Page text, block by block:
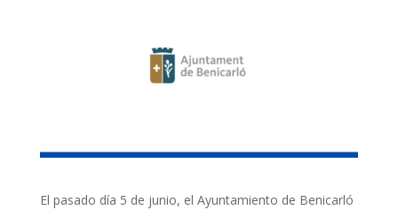
El pasado día 5 de junio, el Ayuntamiento de Benicarló